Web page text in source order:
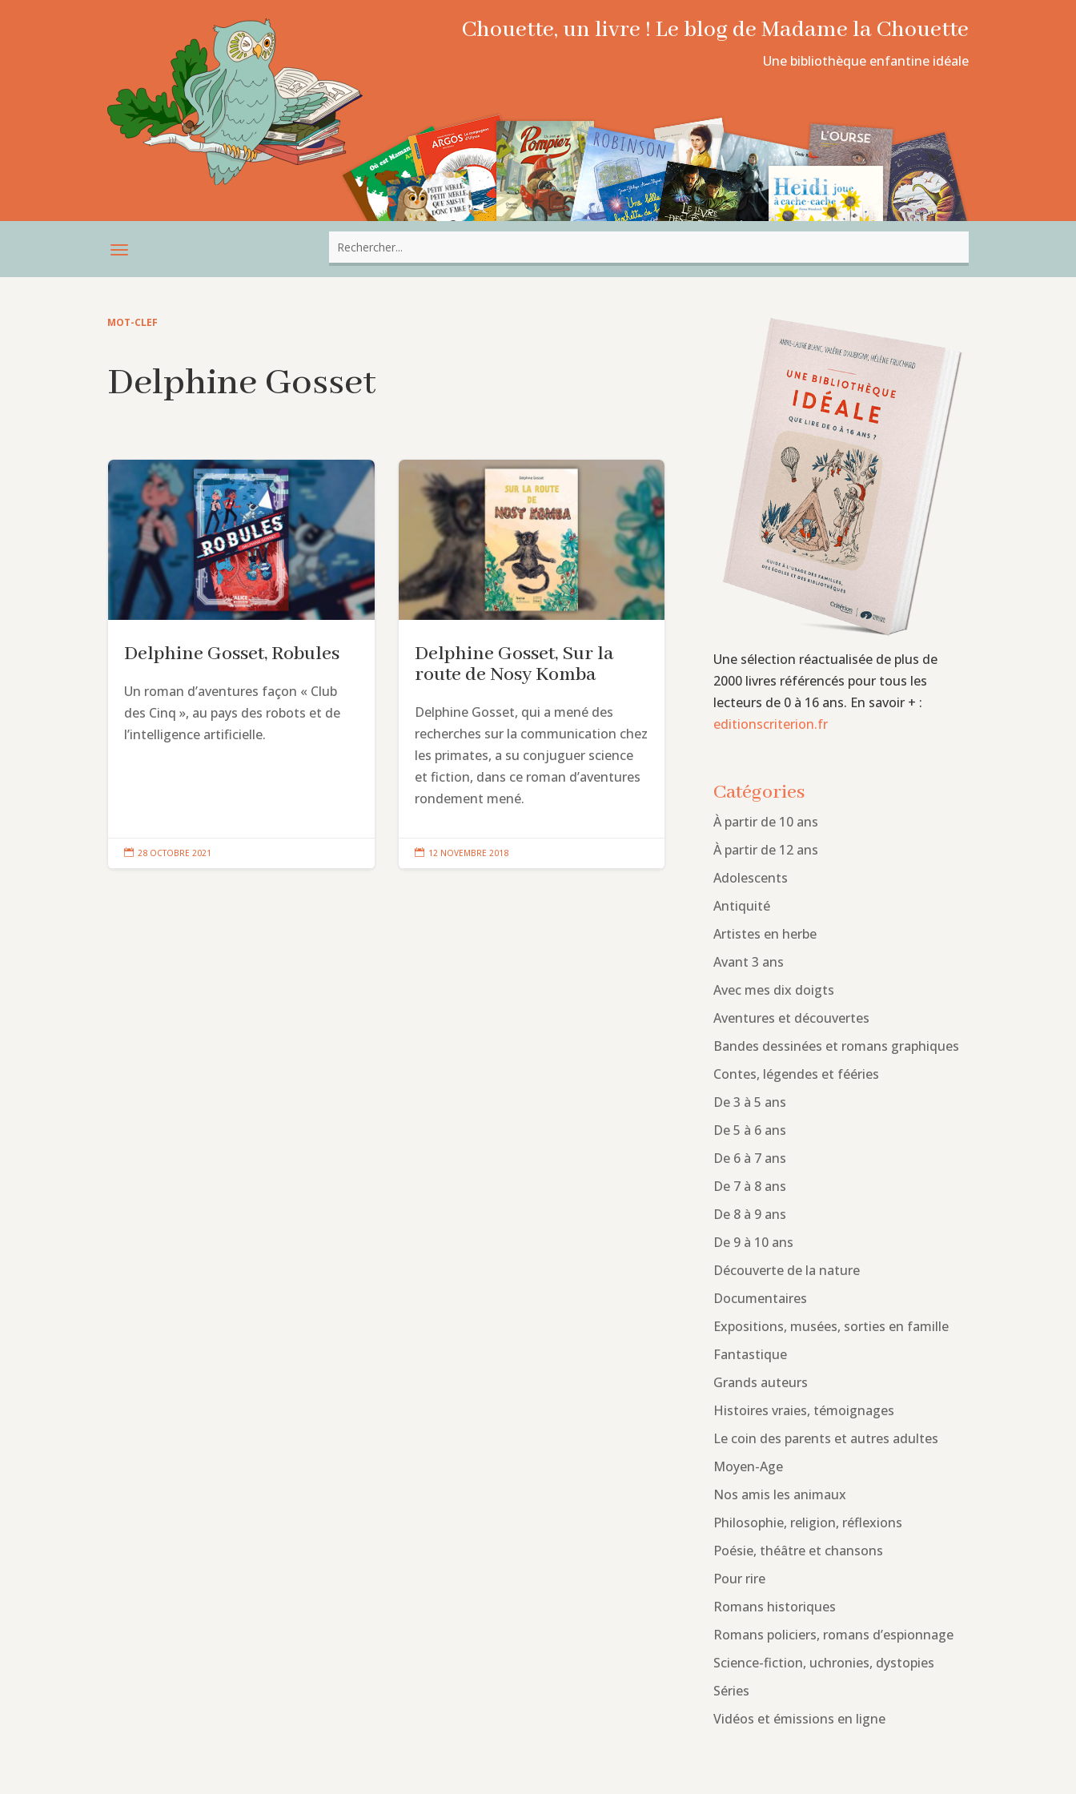
Chouette, un livre ! Le blog de Madame la Chouette
Une bibliothèque enfantine idéale
MOT-CLEF
Delphine Gosset
Delphine Gosset, Robules
Un roman d’aventures façon « Club
des Cinq », au pays des robots et de
l’intelligence artificielle.
 28 OCTOBRE 2021
Delphine Gosset, Sur la
route de Nosy Komba
Delphine Gosset, qui a mené des
recherches sur la communication chez
les primates, a su conjuguer science
et fiction, dans ce roman d’aventures
rondement mené.
 12 NOVEMBRE 2018
Une sélection réactualisée de plus de
2000 livres référencés pour tous les
lecteurs de 0 à 16 ans. En savoir + :
editionscriterion.fr
Catégories
À partir de 10 ans
À partir de 12 ans
Adolescents
Antiquité
Artistes en herbe
Avant 3 ans
Avec mes dix doigts
Aventures et découvertes
Bandes dessinées et romans graphiques
Contes, légendes et fééries
De 3 à 5 ans
De 5 à 6 ans
De 6 à 7 ans
De 7 à 8 ans
De 8 à 9 ans
De 9 à 10 ans
Découverte de la nature
Documentaires
Expositions, musées, sorties en famille
Fantastique
Grands auteurs
Histoires vraies, témoignages
Le coin des parents et autres adultes
Moyen-Age
Nos amis les animaux
Philosophie, religion, réflexions
Poésie, théâtre et chansons
Pour rire
Romans historiques
Romans policiers, romans d’espionnage
Science-fiction, uchronies, dystopies
Séries
Vidéos et émissions en ligne